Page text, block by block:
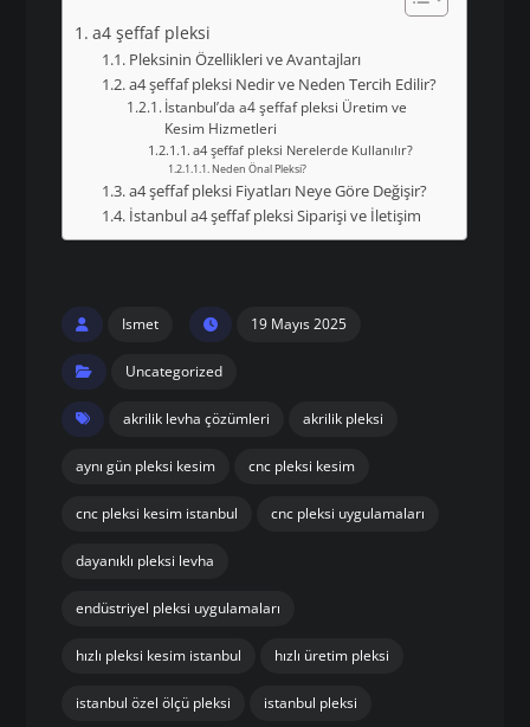
a4 şeffaf pleksi
Pleksinin Özellikleri ve Avantajları
a4 şeffaf pleksi Nedir ve Neden Tercih Edilir?
İstanbul’da a4 şeffaf pleksi Üretim ve
Kesim Hizmetleri
a4 şeffaf pleksi Nerelerde Kullanılır?
Neden Önal Pleksi?
a4 şeffaf pleksi Fiyatları Neye Göre Değişir?
İstanbul a4 şeffaf pleksi Siparişi ve İletişim
Ismet 19 Mayıs 2025
Uncategorized
akrilik levha çözümleri akrilik pleksi
aynı gün pleksi kesim cnc pleksi kesim
cnc pleksi kesim istanbul cnc pleksi uygulamaları
dayanıklı pleksi levha
endüstriyel pleksi uygulamaları
hızlı pleksi kesim istanbul hızlı üretim pleksi
istanbul özel ölçü pleksi istanbul pleksi